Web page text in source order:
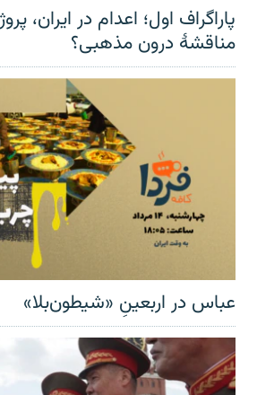
پاراگراف اول؛ اعدام در ایران،
مناقشهٔ درون مذهبی؟
عباس در اربعینِ «شیطون‌بلا»